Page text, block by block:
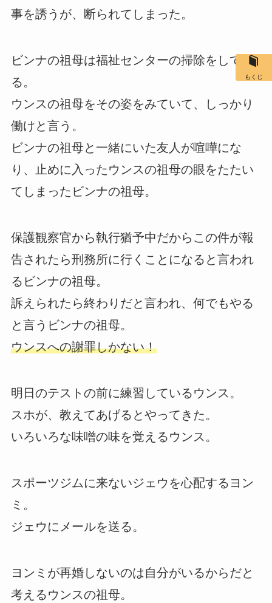
事を誘うが、断られてしまった。
ビンナの祖母は福祉センターの掃除をしてい
る。
ウンスの祖母をその姿をみていて、しっかり
働けと言う。
ビンナの祖母と一緒にいた友人が喧嘩にな
り、止めに入ったウンスの祖母の眼をたたい
てしまったビンナの祖母。
保護観察官から執行猶予中だからこの件が報
告されたら刑務所に行くことになると言われ
るビンナの祖母。
訴えられたら終わりだと言われ、何でもやる
と言うビンナの祖母。
ウンスへの謝罪しかない！
明日のテストの前に練習しているウンス。
スホが、教えてあげるとやってきた。
いろいろな味噌の味を覚えるウンス。
スポーツジムに来ないジェウを心配するヨン
ミ。
ジェウにメールを送る。
ヨンミが再婚しないのは自分がいるからだと
考えるウンスの祖母。
もくじ